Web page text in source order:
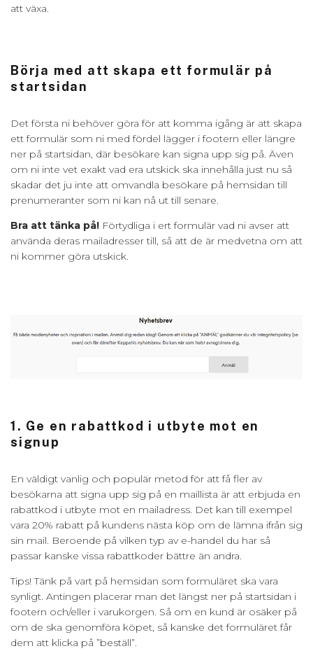
att växa.
Börja med att skapa ett formulär på
startsidan
Det första ni behöver göra för att komma igång är att skapa
ett formulär som ni med fördel lägger i footern eller längre
ner på startsidan, där besökare kan signa upp sig på. Även
om ni inte vet exakt vad era utskick ska innehålla just nu så
skadar det ju inte att omvandla besökare på hemsidan till
prenumeranter som ni kan nå ut till senare.
Bra att tänka på! Förtydliga i ert formulär vad ni avser att
använda deras mailadresser till, så att de är medvetna om att
ni kommer göra utskick.
1. Ge en rabattkod i utbyte mot en
signup
En väldigt vanlig och populär metod för att få fler av
besökarna att signa upp sig på en maillista är att erbjuda en
rabattkod i utbyte mot en mailadress. Det kan till exempel
vara 20% rabatt på kundens nästa köp om de lämna ifrån sig
sin mail. Beroende på vilken typ av e-handel du har så
passar kanske vissa rabattkoder bättre än andra.
Tips! Tänk på vart på hemsidan som formuläret ska vara
synligt. Antingen placerar man det längst ner på startsidan i
footern och/eller i varukorgen. Så om en kund är osäker på
om de ska genomföra köpet, så kanske det formuläret får
dem att klicka på ”beställ”.